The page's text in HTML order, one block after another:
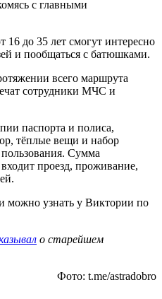
с главными
16 до 35 лет смогут интересно
и пообщаться с батюшками.
всего маршрута
сотрудники МЧС и
паспорта и полиса,
тёплые вещи и набор
Сумма
проезд, проживание,
можно узнать у Виктории по
о старейшем
Фото: t.me/astradobro